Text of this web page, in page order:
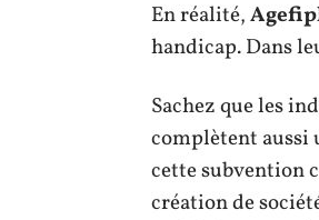
En réalité,
handicap. Dans
Sachez que les
complètent aussi
cette subvention
création de